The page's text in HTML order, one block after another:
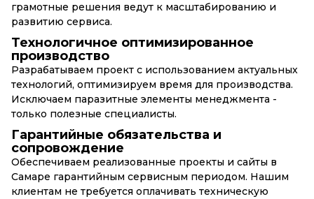
грамотные решения ведут к масштабированию и
развитию сервиса.
Технологичное оптимизированное
производство
Разрабатываем проект с использованием актуальных
технологий, оптимизируем время для производства.
Исключаем паразитные элементы менеджмента -
только полезные специалисты.
Гарантийные обязательства и
сопровождение
Обеспечиваем реализованные проекты и сайты в
Самаре гарантийным сервисным периодом. Нашим
клиентам не требуется оплачивать техническую